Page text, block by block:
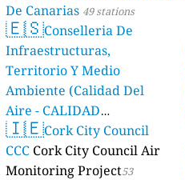
De Canarias 49 stations
🇪🇸Conselleria De
Infraestructuras,
Territorio Y Medio
Ambiente (Calidad Del
Aire - CALIDAD
AMBIENTAL) 23 stations
🇮🇪Cork City Council
CCC Cork City Council Air
Monitoring Project53